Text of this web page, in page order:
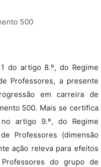
500
do artigo 8.º, do Regime
Professores, a presente
em carreira de
500. Mais se certifica
artigo 9.º, do Regime
Professores (dimensão
ação releva para efeitos
do grupo de